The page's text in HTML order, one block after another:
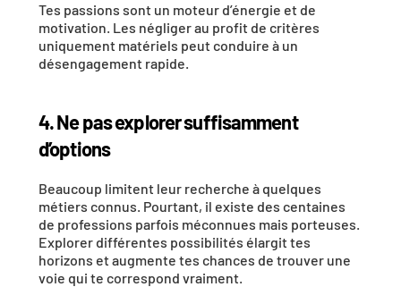
Tes passions sont un moteur d’énergie et de
motivation. Les négliger au profit de critères
uniquement matériels peut conduire à un
désengagement rapide.
4. Ne pas explorer suffisamment
d’options
Beaucoup limitent leur recherche à quelques
métiers connus. Pourtant, il existe des centaines
de professions parfois méconnues mais porteuses.
Explorer différentes possibilités élargit tes
horizons et augmente tes chances de trouver une
voie qui te correspond vraiment.